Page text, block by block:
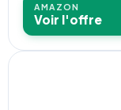
AMAZON
Voir l'offre